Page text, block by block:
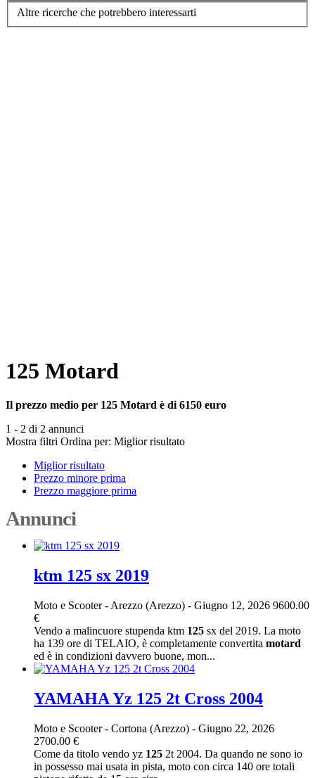
Altre ricerche che potrebbero interessarti
125 Motard
Il prezzo medio per 125 Motard è di 6150 euro
1 - 2 di 2 annunci
Mostra filtri Ordina per: Miglior risultato
Miglior risultato
Prezzo minore prima
Prezzo maggiore prima
Annunci
ktm 125 sx 2019
Moto e Scooter- Arezzo (Arezzo) - Giugno 12, 2026 9600.00
€
Vendo a malincuore stupenda ktm 125 sx del 2019. La moto
ha 139 ore di TELAIO, è completamente convertita motard
ed è in condizioni davvero buone, mon...
YAMAHA Yz 125 2t Cross 2004
Moto e Scooter- Cortona (Arezzo) - Giugno 22, 2026
2700.00 €
Come da titolo vendo yz 125 2t 2004. Da quando ne sono io
in possesso mai usata in pista, moto con circa 140 ore totali